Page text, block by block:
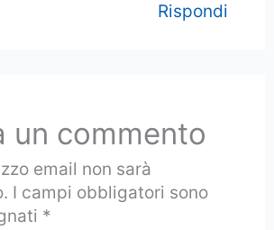
Rispondi
un commento
email non sarà
I campi obbligatori sono
*